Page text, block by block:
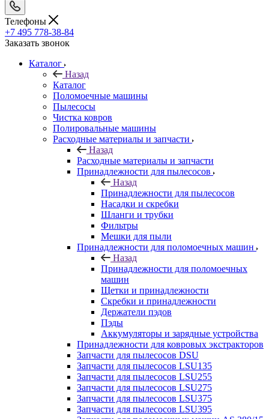
Телефоны
+7 495 778-38-84
Заказать звонок
Каталог
Назад
Каталог
Поломоечные машины
Пылесосы
Чистка ковров
Полировальные машины
Расходные материалы и запчасти
Назад
Расходные материалы и запчасти
Принадлежности для пылесосов
Назад
Принадлежности для пылесосов
Насадки и скребки
Шланги и трубки
Фильтры
Мешки для пыли
Принадлежности для поломоечных машин
Назад
Принадлежности для поломоечных
машин
Щетки и принадлежности
Скребки и принадлежности
Держатели пэдов
Пэды
Аккумуляторы и зарядные устройства
Принадлежности для ковровых экстракторов
Запчасти для пылесосов DSU
Запчасти для пылесосов LSU135
Запчасти для пылесосов LSU255
Запчасти для пылесосов LSU275
Запчасти для пылесосов LSU375
Запчасти для пылесосов LSU395